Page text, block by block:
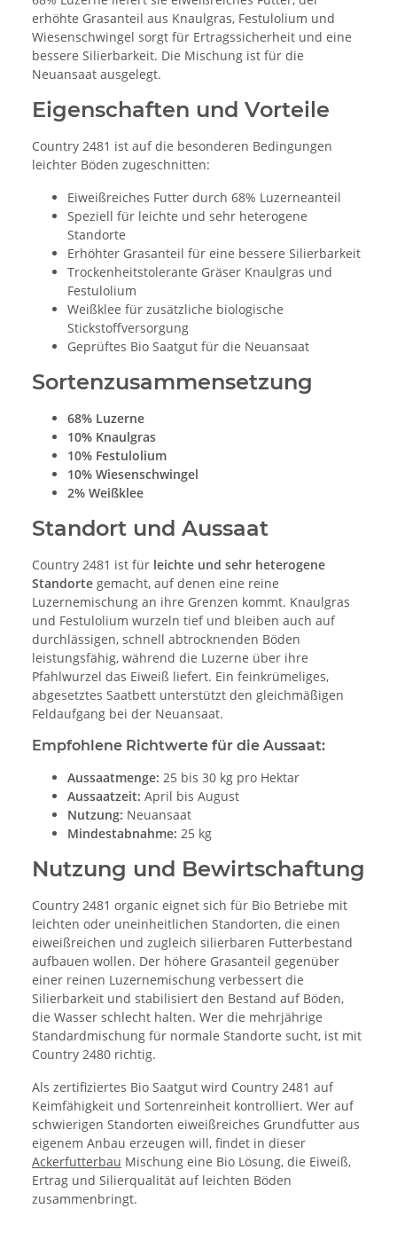
erhöhte Grasanteil aus Knaulgras, Festulolium und
Wiesenschwingel sorgt für Ertragssicherheit und eine
bessere Silierbarkeit. Die Mischung ist für die
Neuansaat ausgelegt.
Eigenschaften und Vorteile
Country 2481 ist auf die besonderen Bedingungen
leichter Böden zugeschnitten:
Eiweißreiches Futter durch 68% Luzerneanteil
Speziell für leichte und sehr heterogene
Standorte
Erhöhter Grasanteil für eine bessere Silierbarkeit
Trockenheitstolerante Gräser Knaulgras und
Festulolium
Weißklee für zusätzliche biologische
Stickstoffversorgung
Geprüftes Bio Saatgut für die Neuansaat
Sortenzusammensetzung
68% Luzerne
10% Knaulgras
10% Festulolium
10% Wiesenschwingel
2% Weißklee
Standort und Aussaat
Country 2481 ist für leichte und sehr heterogene
Standorte gemacht, auf denen eine reine
Luzernemischung an ihre Grenzen kommt. Knaulgras
und Festulolium wurzeln tief und bleiben auch auf
durchlässigen, schnell abtrocknenden Böden
leistungsfähig, während die Luzerne über ihre
Pfahlwurzel das Eiweiß liefert. Ein feinkrümeliges,
abgesetztes Saatbett unterstützt den gleichmäßigen
Feldaufgang bei der Neuansaat.
Empfohlene Richtwerte für die Aussaat:
Aussaatmenge: 25 bis 30 kg pro Hektar
Aussaatzeit: April bis August
Nutzung: Neuansaat
Mindestabnahme: 25 kg
Nutzung und Bewirtschaftung
Country 2481 organic eignet sich für Bio Betriebe mit
leichten oder uneinheitlichen Standorten, die einen
eiweißreichen und zugleich silierbaren Futterbestand
aufbauen wollen. Der höhere Grasanteil gegenüber
einer reinen Luzernemischung verbessert die
Silierbarkeit und stabilisiert den Bestand auf Böden,
die Wasser schlecht halten. Wer die mehrjährige
Standardmischung für normale Standorte sucht, ist mit
Country 2480 richtig.
Als zertifiziertes Bio Saatgut wird Country 2481 auf
Keimfähigkeit und Sortenreinheit kontrolliert. Wer auf
schwierigen Standorten eiweißreiches Grundfutter aus
eigenem Anbau erzeugen will, findet in dieser
Ackerfutterbau Mischung eine Bio Lösung, die Eiweiß,
Ertrag und Silierqualität auf leichten Böden
zusammenbringt.